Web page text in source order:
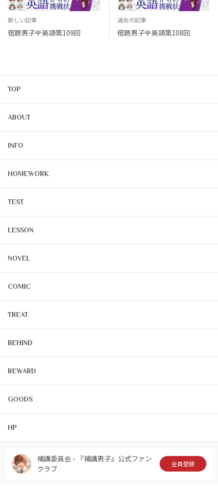
新しい記事
宿題男子🌹英語第109回
過去の記事
宿題男子🌹英語第108回
TOP
ABOUT
INFO
HOMEWORK
TEST
LESSON
NOVEL
COMIC
TREAT
BEHIND
REWARD
GOODS
HP
補講委員会 - 『補講男子』公式ファン
クラブ
会員登録